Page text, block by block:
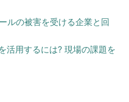
ルの被害を受ける企業と回
活用するには? 現場の課題を